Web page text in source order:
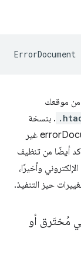
موقعك
. بنسخة
احتياطية جيدة معروفة، أو حذف توجيهات errorDocument غير
من تنظيف
وأخيرًا،
حيز التنفيذ.
أو